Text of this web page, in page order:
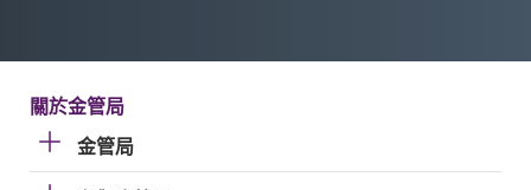
關於金管局
金管局